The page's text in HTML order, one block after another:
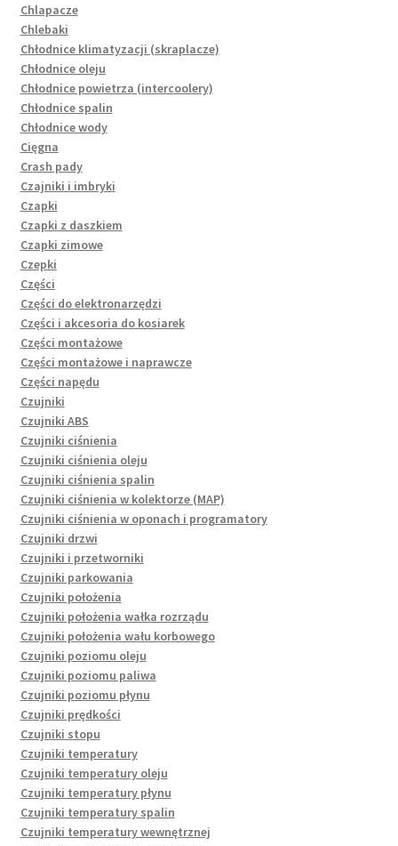
Chlapacze
Chlebaki
Chłodnice klimatyzacji (skraplacze)
Chłodnice oleju
Chłodnice powietrza (intercoolery)
Chłodnice spalin
Chłodnice wody
Cięgna
Crash pady
Czajniki i imbryki
Czapki
Czapki z daszkiem
Czapki zimowe
Czepki
Części
Części do elektronarzędzi
Części i akcesoria do kosiarek
Części montażowe
Części montażowe i naprawcze
Części napędu
Czujniki
Czujniki ABS
Czujniki ciśnienia
Czujniki ciśnienia oleju
Czujniki ciśnienia spalin
Czujniki ciśnienia w kolektorze (MAP)
Czujniki ciśnienia w oponach i programatory
Czujniki drzwi
Czujniki i przetworniki
Czujniki parkowania
Czujniki położenia
Czujniki położenia wałka rozrządu
Czujniki położenia wału korbowego
Czujniki poziomu oleju
Czujniki poziomu paliwa
Czujniki poziomu płynu
Czujniki prędkości
Czujniki stopu
Czujniki temperatury
Czujniki temperatury oleju
Czujniki temperatury płynu
Czujniki temperatury spalin
Czujniki temperatury wewnętrznej